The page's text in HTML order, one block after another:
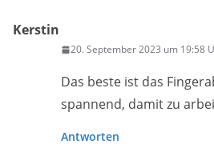
Kerstin
20. September 2023 um 19:58
Das beste ist das
spannend, damit zu
Antworten